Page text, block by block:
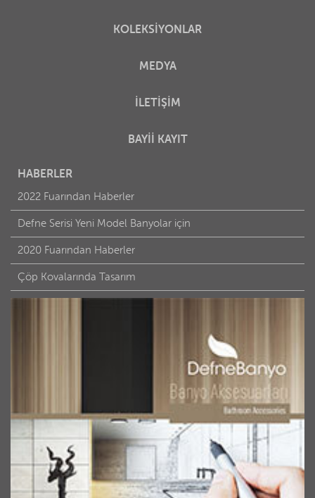
KOLEKSİYONLAR
MEDYA
İLETİŞİM
BAYİİ KAYIT
HABERLER
2022 Fuarından Haberler
Defne Serisi Yeni Model Banyolar için
2020 Fuarından Haberler
Çöp Kovalarında Tasarım